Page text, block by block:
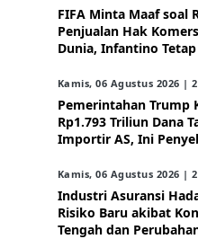
FIFA Minta Maaf soal
Penjualan Hak
Dunia, Infantino
Kamis, 06 Agustus 2026 |
Pemerintahan Trump
Rp1.793 Triliun Dana
Importir AS, Ini
Kamis, 06 Agustus 2026 |
Industri Asuransi
Risiko Baru akibat
Tengah dan